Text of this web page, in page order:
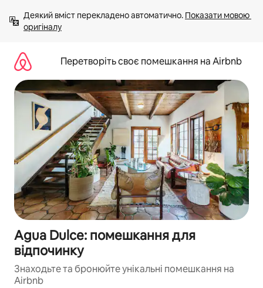
вмісту
Деякий вміст перекладено автоматично. Показати мовою
оригіналу
Перетворіть своє помешкання на Airbnb
Agua Dulce: помешкання для
відпочинку
Знаходьте та бронюйте унікальні помешкання на
Airbnb